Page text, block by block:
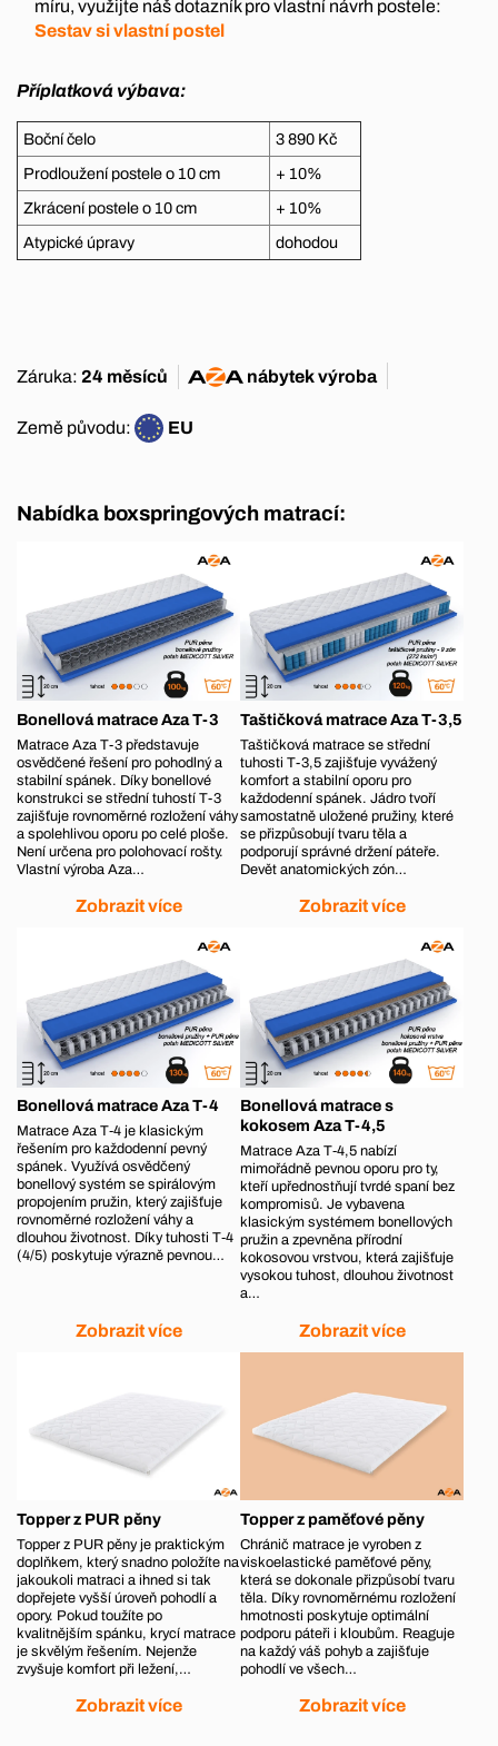
míru, využijte náš dotazník pro vlastní návrh postele:
Sestav si vlastní postel
Příplatková výbava:
Boční čelo
3 890 Kč
Prodloužení postele o 10 cm
+ 10%
Zkrácení postele o 10 cm
+ 10%
Atypické úpravy
dohodou
Záruka: 24 měsíců nábytekvýroba
Země původu: EU
Nabídka boxspringových matrací:
Bonellová matrace Aza T-3
Matrace Aza T-3 představuje
osvědčené řešení pro pohodlný a
stabilní spánek. Díky bonellové
konstrukci se střední tuhostí T-3
zajišťuje rovnoměrné rozložení váhy
a spolehlivou oporu po celé ploše.
Není určena pro polohovací rošty.
Vlastní výroba Aza…
Zobrazit více
Taštičková matrace Aza T-3,5
Taštičková matrace se střední
tuhosti T-3,5 zajišťuje vyvážený
komfort a stabilní oporu pro
každodenní spánek. Jádro tvoří
samostatně uložené pružiny, které
se přizpůsobují tvaru těla a
podporují správné držení páteře.
Devět anatomických zón…
Zobrazit více
Bonellová matrace Aza T-4
Matrace Aza T‑4 je klasickým
řešením pro každodenní pevný
spánek. Využívá osvědčený
bonellový systém se spirálovým
propojením pružin, který zajišťuje
rovnoměrné rozložení váhy a
dlouhou životnost. Díky tuhosti T‑4
(4/5) poskytuje výrazně pevnou…
Zobrazit více
Bonellová matrace s
kokosem Aza T-4,5
Matrace Aza T‑4,5 nabízí
mimořádně pevnou oporu pro ty,
kteří upřednostňují tvrdé spaní bez
kompromisů. Je vybavena
klasickým systémem bonellových
pružin a zpevněna přírodní
kokosovou vrstvou, která zajišťuje
vysokou tuhost, dlouhou životnost
a…
Zobrazit více
Topper z PUR pěny
Topper z PUR pěny je praktickým
doplňkem, který snadno položíte na
jakoukoli matraci a ihned si tak
dopřejete vyšší úroveň pohodlí a
opory. Pokud toužíte po
kvalitnějším spánku, krycí matrace
je skvělým řešením. Nejenže
zvyšuje komfort při ležení,…
Zobrazit více
Topper z paměťové pěny
Chránič matrace je vyroben z
viskoelastické paměťové pěny,
která se dokonale přizpůsobí tvaru
těla. Díky rovnoměrnému rozložení
hmotnosti poskytuje optimální
podporu páteři i kloubům. Reaguje
na každý váš pohyb a zajišťuje
pohodlí ve všech…
Zobrazit více